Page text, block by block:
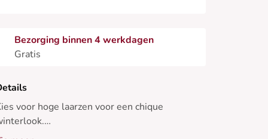
Bezorging binnen 4 werkdagen
Gratis
voor hoge laarzen voor een chique